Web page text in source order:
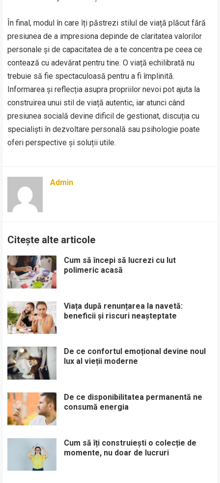
În final, modul în care îți păstrezi stilul de viață plăcut fără
presiunea de a impresiona depinde de claritatea valorilor
personale și de capacitatea de a te concentra pe ceea ce
contează cu adevărat pentru tine. O viață echilibrată nu
trebuie să fie spectaculoasă pentru a fi împlinită.
Informarea și reflecția asupra propriilor nevoi pot ajuta la
construirea unui stil de viață autentic, iar atunci când
presiunea socială devine dificil de gestionat, discuția cu
specialiști în dezvoltare personală sau psihologie poate
oferi perspective și soluții utile.
Admin
Citește alte articole
Cum să începi să lucrezi cu lut
polimeric acasă
Viața după renunțarea la navetă:
beneficii și riscuri neașteptate
De ce confortul emoțional devine noul
lux al vieții moderne
De ce disponibilitatea permanentă ne
consumă energia
Cum să îți construiești o colecție de
momente, nu doar de lucruri